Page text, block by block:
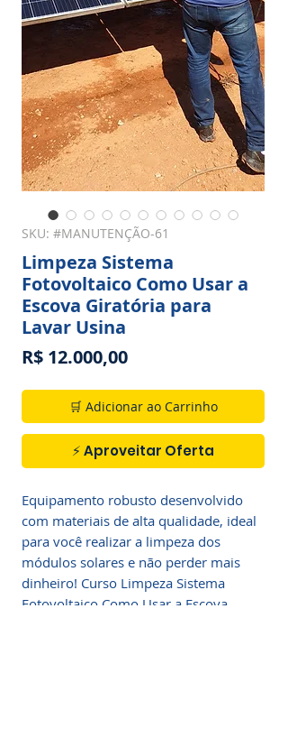
SKU: #MANUTENÇÃO-61
Limpeza Sistema
Fotovoltaico Como Usar a
Escova Giratória para
Lavar Usina
R$ 12.000,00Preço
🛒 Adicionar ao Carrinho
⚡ Aproveitar Oferta
Equipamento robusto desenvolvido
com materiais de alta qualidade, ideal
para você realizar a limpeza dos
módulos solares e não perder mais
dinheiro! Curso Limpeza Sistema
Fotovoltaico Como Usar a Escova